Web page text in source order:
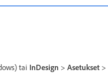
tai InDesign > Asetukset >